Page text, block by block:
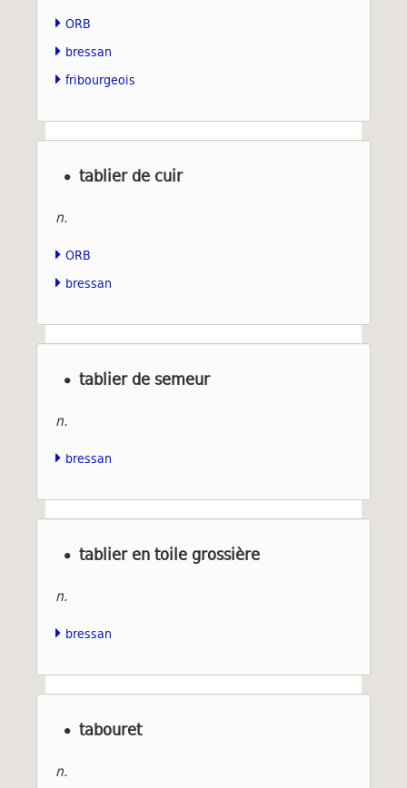
ORB
bressan
fribourgeois
tablier de cuir
n.
ORB
bressan
tablier de semeur
n.
bressan
tablier en toile grossière
n.
bressan
tabouret
n.